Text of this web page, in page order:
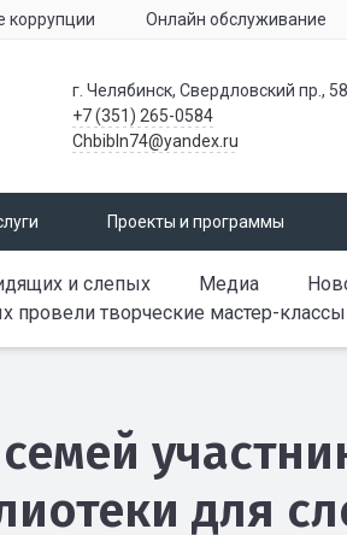
коррупции Онлайн обслуживание
г. Челябинск, Свердловский пр., 58
+7 (351) 265-0584
Chbibln74@yandex.ru
Проекты и программы
и слепых Медиа
провели творческие мастер-классы
для